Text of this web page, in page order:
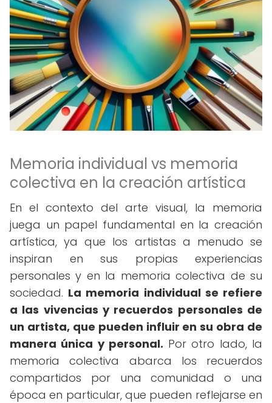
Memoria individual vs memoria
colectiva en la creación artística
En el contexto del arte visual, la memoria
juega un papel fundamental en la creación
artística, ya que los artistas a menudo se
inspiran en sus propias experiencias
personales y en la memoria colectiva de su
sociedad. La memoria individual se refiere
a las vivencias y recuerdos personales de
un artista, que pueden influir en su obra de
manera única y personal. Por otro lado, la
memoria colectiva abarca los recuerdos
compartidos por una comunidad o una
época en particular, que pueden reflejarse en